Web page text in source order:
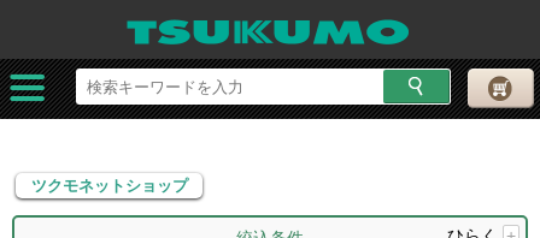
ツクモネットショップ
ツクモネットショップ